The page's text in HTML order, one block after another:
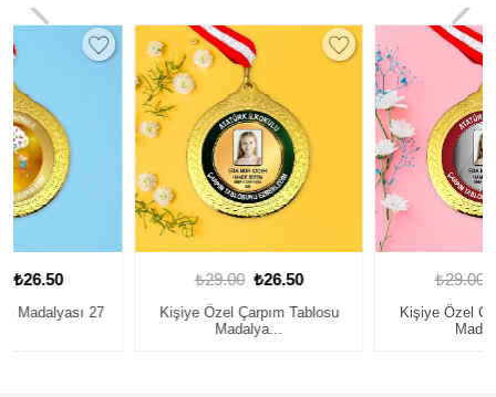
Kişiye Özel Çarpım Tablosu
Kişiye Özel Çarpım Tablosu